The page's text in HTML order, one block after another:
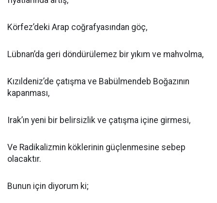
Körfez’deki Arap coğrafyasından göç,
Lübnan’da geri döndürülemez bir yıkım ve mahvolma,
Kızıldeniz’de çatışma ve Babülmendeb Boğazının
kapanması,
Irak’ın yeni bir belirsizlik ve çatışma içine girmesi,
Ve Radikalizmin köklerinin güçlenmesine sebep
olacaktır.
Bunun için diyorum ki;